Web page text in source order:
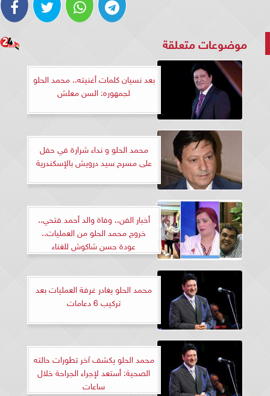
موضوعات متعلقة
بعد نسيان كلمات أغنيته.. محمد الحلو
لجمهوره: السن معلش
محمد الحلو و نداء شرارة في حفل
على مسرح سيد درويش بالإسكندرية
أخبار الفن.. وفاة والد أحمد فتحي..
خروج محمد الحلو من العمليات..
عودة حسن شاكوش للغناء
محمد الحلو يغادر غرفة العمليات بعد
تركيب 6 دعامات
محمد الحلو يكشف آخر تطورات حالته
الصحية: أستعد لإجراء الجراحة خلال
ساعات